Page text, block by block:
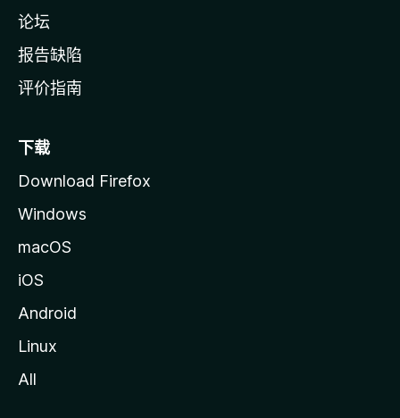
论坛
报告缺陷
评价指南
下载
Download Firefox
Windows
macOS
iOS
Android
Linux
All